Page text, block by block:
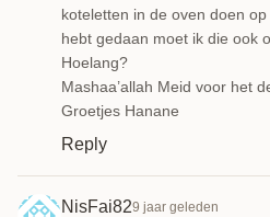
koteletten in de oven doen
hebt gedaan moet ik die ook
Hoelang?
Mashaa’allah Meid voor het
Groetjes Hanane
Reply
NisFai829 jaar geleden